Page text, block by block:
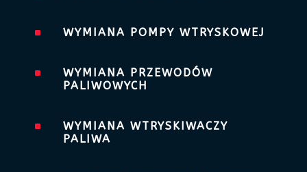
^ WYMIANA POMPY WTRYSKOWEJ
^
WYMIANA PRZEWODÓW
PALIWOWYCH
^
WYMIANA WTRYSKIWACZY
PALIWA